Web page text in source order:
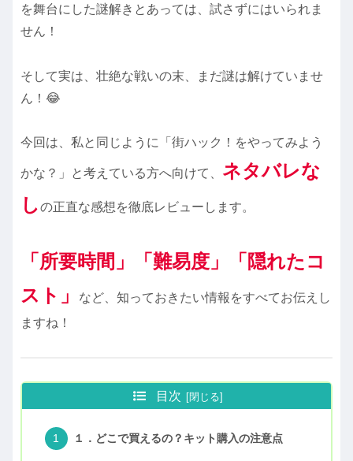
を舞台にした謎解きとあっては、試さずにはいられま
せん！
そして実は、壮絶な戦いの末、まだ謎は解けていませ
ん！😂
今回は、私と同じように「街ハック！をやってみよう
かな？」と考えている方へ向けて、 ネタバレな
しの正直な感想を徹底レビューします。
「所要時間」「難易度」「隠れたコ
スト」
など、知っておきたい情報をすべてお伝えし
ますね！
目次
１．どこで買えるの？キット購入の注意点